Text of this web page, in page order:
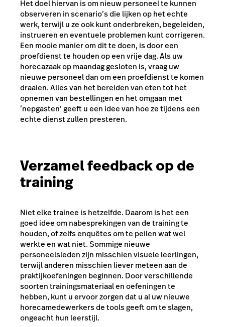
Het doel hiervan is om nieuw personeel te kunnen
observeren in scenario’s die lijken op het echte
werk, terwijl u ze ook kunt onderbreken, begeleiden,
instrueren en eventuele problemen kunt corrigeren.
Een mooie manier om dit te doen, is door een
proefdienst te houden op een vrije dag. Als uw
horecazaak op maandag gesloten is, vraag uw
nieuwe personeel dan om een proefdienst te komen
draaien. Alles van het bereiden van eten tot het
opnemen van bestellingen en het omgaan met
‘nepgasten’ geeft u een idee van hoe ze tijdens een
echte dienst zullen presteren.
Verzamel feedback op de
training
Niet elke trainee is hetzelfde. Daarom is het een
goed idee om nabesprekingen van de training te
houden, of zelfs enquêtes om te peilen wat wel
werkte en wat niet. Sommige nieuwe
personeelsleden zijn misschien visuele leerlingen,
terwijl anderen misschien liever meteen aan de
praktijkoefeningen beginnen. Door verschillende
soorten trainingsmateriaal en oefeningen te
hebben, kunt u ervoor zorgen dat u al uw nieuwe
horecamedewerkers de tools geeft om te slagen,
ongeacht hun leerstijl.